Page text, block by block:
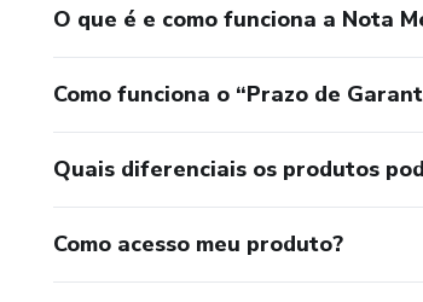
O que é e como funciona a Nota
Como funciona o “Prazo de
Quais diferenciais os produtos
Como acesso meu produto?